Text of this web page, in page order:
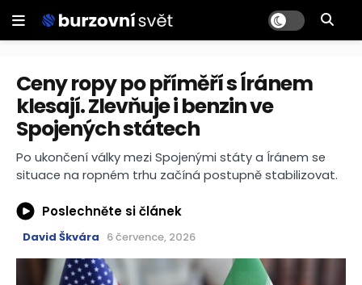
Ceny ropy po příměří s Íránem
klesají. Zlevňuje i benzin ve
Spojených státech
Po ukončení války mezi Spojenými státy a Íránem se
situace na ropném trhu začíná postupně stabilizovat.
Poslechněte si článek
David Škvára 6 července, 2026